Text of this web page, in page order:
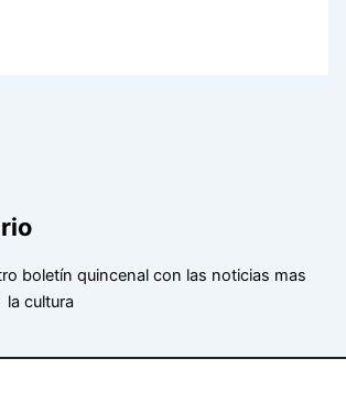
boletín quincenal con las noticias mas
cultura